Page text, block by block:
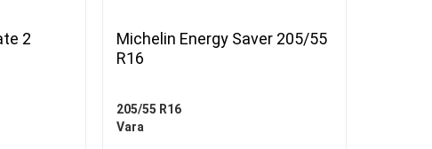
2
Michelin Energy Saver 205/55
R16
205/55 R16
Vara